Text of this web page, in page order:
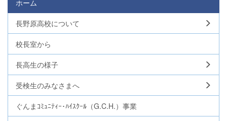
ホーム
長野原高校について
校長室から
長高生の様子
受検生のみなさまへ
ぐんまｺﾐｭﾆﾃｨｰ･ﾊｲｽｸｰﾙ（G.C.H.）事業